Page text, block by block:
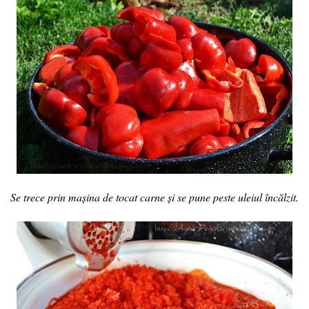
Se trece prin mașina de tocat carne și se pune peste uleiul încălzit.